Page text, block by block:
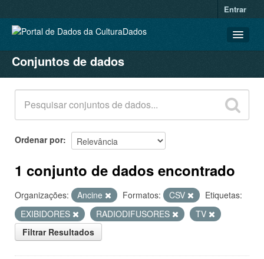
Entrar
CONJUNTOS DE DADOS
ORGANIZAÇÕES
GRUPOS
SOBRE
Conjuntos de dados
Ordenar por
1 conjunto de dados encontrado
Organizações: Ancine Formatos: CSV
Etiquetas:
EXIBIDORES
RADIODIFUSORES
TV
Filtrar Resultados